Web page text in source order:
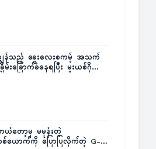
ျွန်သည့် ခွေးလေးစကမ့် အသက်
မ်းခြောက်ခံနေရပြီး မူးယစ်ဂိုဏ်း
တော့မှ မမုန်းတဲ့
ယောက်ကို ပြောပြလိုက်တဲ့ G-